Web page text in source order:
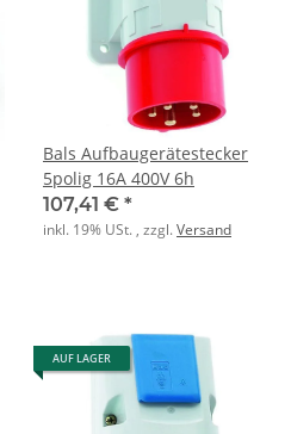
Bals Aufbaugerätestecker
5polig 16A 400V 6h
107,41 € *
inkl. 19% USt. , zzgl.Versand
AUF LAGER